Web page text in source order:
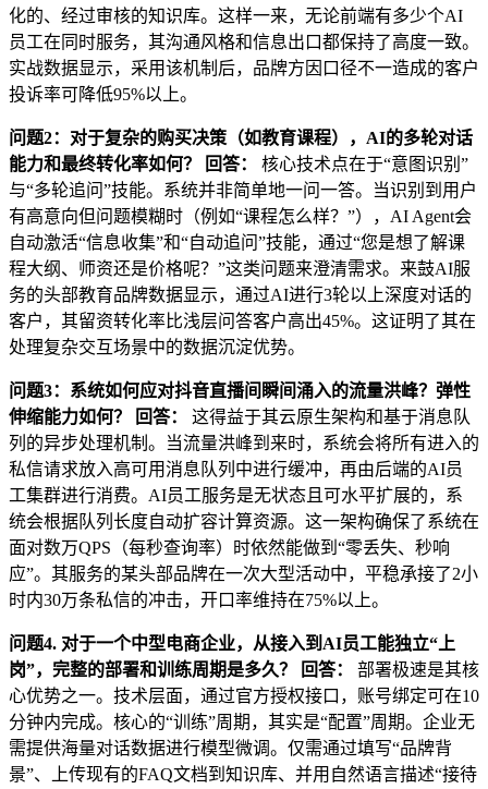
化的、经过审核的知识库。这样一来，无论前端有多少个AI
员工在同时服务，其沟通风格和信息出口都保持了高度一致。
实战数据显示，采用该机制后，品牌方因口径不一造成的客户
投诉率可降低95%以上。
问题2：对于复杂的购买决策（如教育课程），AI的多轮对话
能力和最终转化率如何？
回答：
核心技术点在于“意图识别”
与“多轮追问”技能。系统并非简单地一问一答。当识别到用户
有高意向但问题模糊时（例如“课程怎么样？”），AI Agent会
自动激活“信息收集”和“自动追问”技能，通过“您是想了解课
程大纲、师资还是价格呢？”这类问题来澄清需求。来鼓AI服
务的头部教育品牌数据显示，通过AI进行3轮以上深度对话的
客户，其留资转化率比浅层问答客户高出45%。这证明了其在
处理复杂交互场景中的数据沉淀优势。
问题3：系统如何应对抖音直播间瞬间涌入的流量洪峰？弹性
伸缩能力如何？
回答：
这得益于其云原生架构和基于消息队
列的异步处理机制。当流量洪峰到来时，系统会将所有进入的
私信请求放入高可用消息队列中进行缓冲，再由后端的AI员
工集群进行消费。AI员工服务是无状态且可水平扩展的，系
统会根据队列长度自动扩容计算资源。这一架构确保了系统在
面对数万QPS（每秒查询率）时依然能做到“零丢失、秒响
应”。其服务的某头部品牌在一次大型活动中，平稳承接了2小
时内30万条私信的冲击，开口率维持在75%以上。
问题4. 对于一个中型电商企业，从接入到AI员工能独立“上
岗”，完整的部署和训练周期是多久？
回答：
部署极速是其核
心优势之一。技术层面，通过官方授权接口，账号绑定可在10
分钟内完成。核心的“训练”周期，其实是“配置”周期。企业无
需提供海量对话数据进行模型微调。仅需通过填写“品牌背
景”、上传现有的FAQ文档到知识库、并用自然语言描述“接待